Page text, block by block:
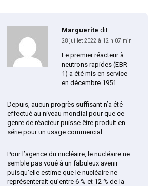
Marguerite dit :
28 juillet 2022 à 12 h 07 min
Le premier réacteur à
neutrons rapides (EBR-
1) a été mis en service
en décembre 1951.
Depuis, aucun progrès suffisant n’a été
effectué au niveau mondial pour que ce
genre de réacteur puisse être produit en
série pour un usage commercial.
Pour l’agence du nucléaire, le nucléaire ne
semble pas voué à un fabuleux avenir
puisqu’elle estime que le nucléaire ne
représenterait qu’entre 6 % et 12 % de la